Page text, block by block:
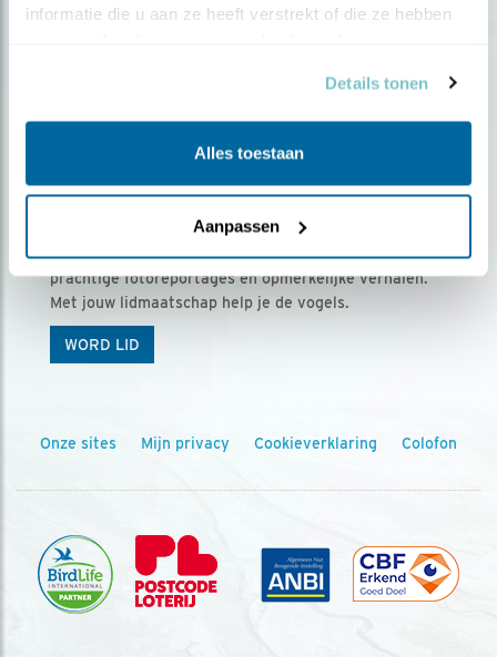
informatie die u aan ze heeft verstrekt of die ze hebben
Details tonen
Alles toestaan
Aanpassen
Ontvang 5 x Vogels voor € 36,00 per jaar
Vogels is het tijdschrift voor onze leden, met
prachtige fotoreportages en opmerkelijke verhalen.
Met jouw lidmaatschap help je de vogels.
WORD LID
Onze sites Mijn privacy Cookieverklaring Colofon